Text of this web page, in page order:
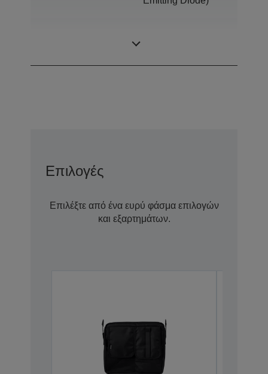
Επιλογές
Επιλέξτε από ένα ευρύ φάσμα επιλογών
και εξαρτημάτων.